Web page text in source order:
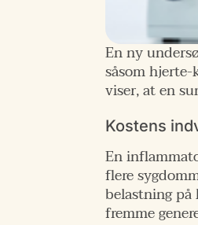
En ny
såsom
viser, at en
Kostens
En
flere
belastning
fremme